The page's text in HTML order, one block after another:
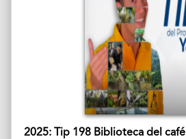
2025: Tip 198 Biblioteca del café